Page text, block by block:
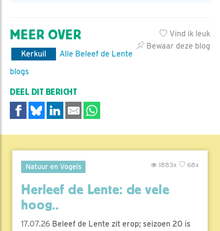
Vind ik leuk
Bewaar deze blog
MEER OVER
Kerkuil
Alle Beleef de Lente
blogs
DEEL DIT BERICHT
Natuur en Vogels 68x
1883x
Herleef de Lente: de vele
hoog..
17.07.26 Beleef de Lente zit erop; seizoen 20 is